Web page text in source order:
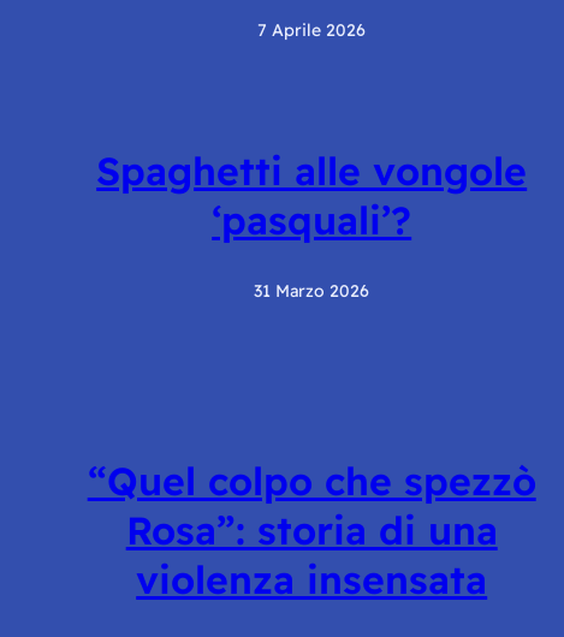
7 Aprile 2026
Spaghetti alle vongole
‘pasquali’?
31 Marzo 2026
“Quel colpo che spezzò
Rosa”: storia di una
violenza insensata